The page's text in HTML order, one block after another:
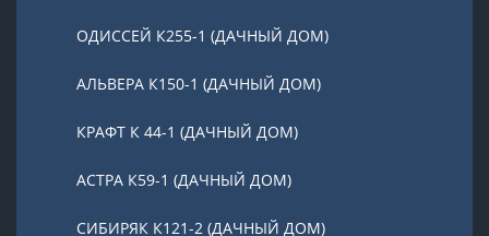
ОДИССЕЙ К255-1 (ДАЧНЫЙ ДОМ)
АЛЬВЕРА К150-1 (ДАЧНЫЙ ДОМ)
КРАФТ К 44-1 (ДАЧНЫЙ ДОМ)
АСТРА К59-1 (ДАЧНЫЙ ДОМ)
СИБИРЯК К121-2 (ДАЧНЫЙ ДОМ)